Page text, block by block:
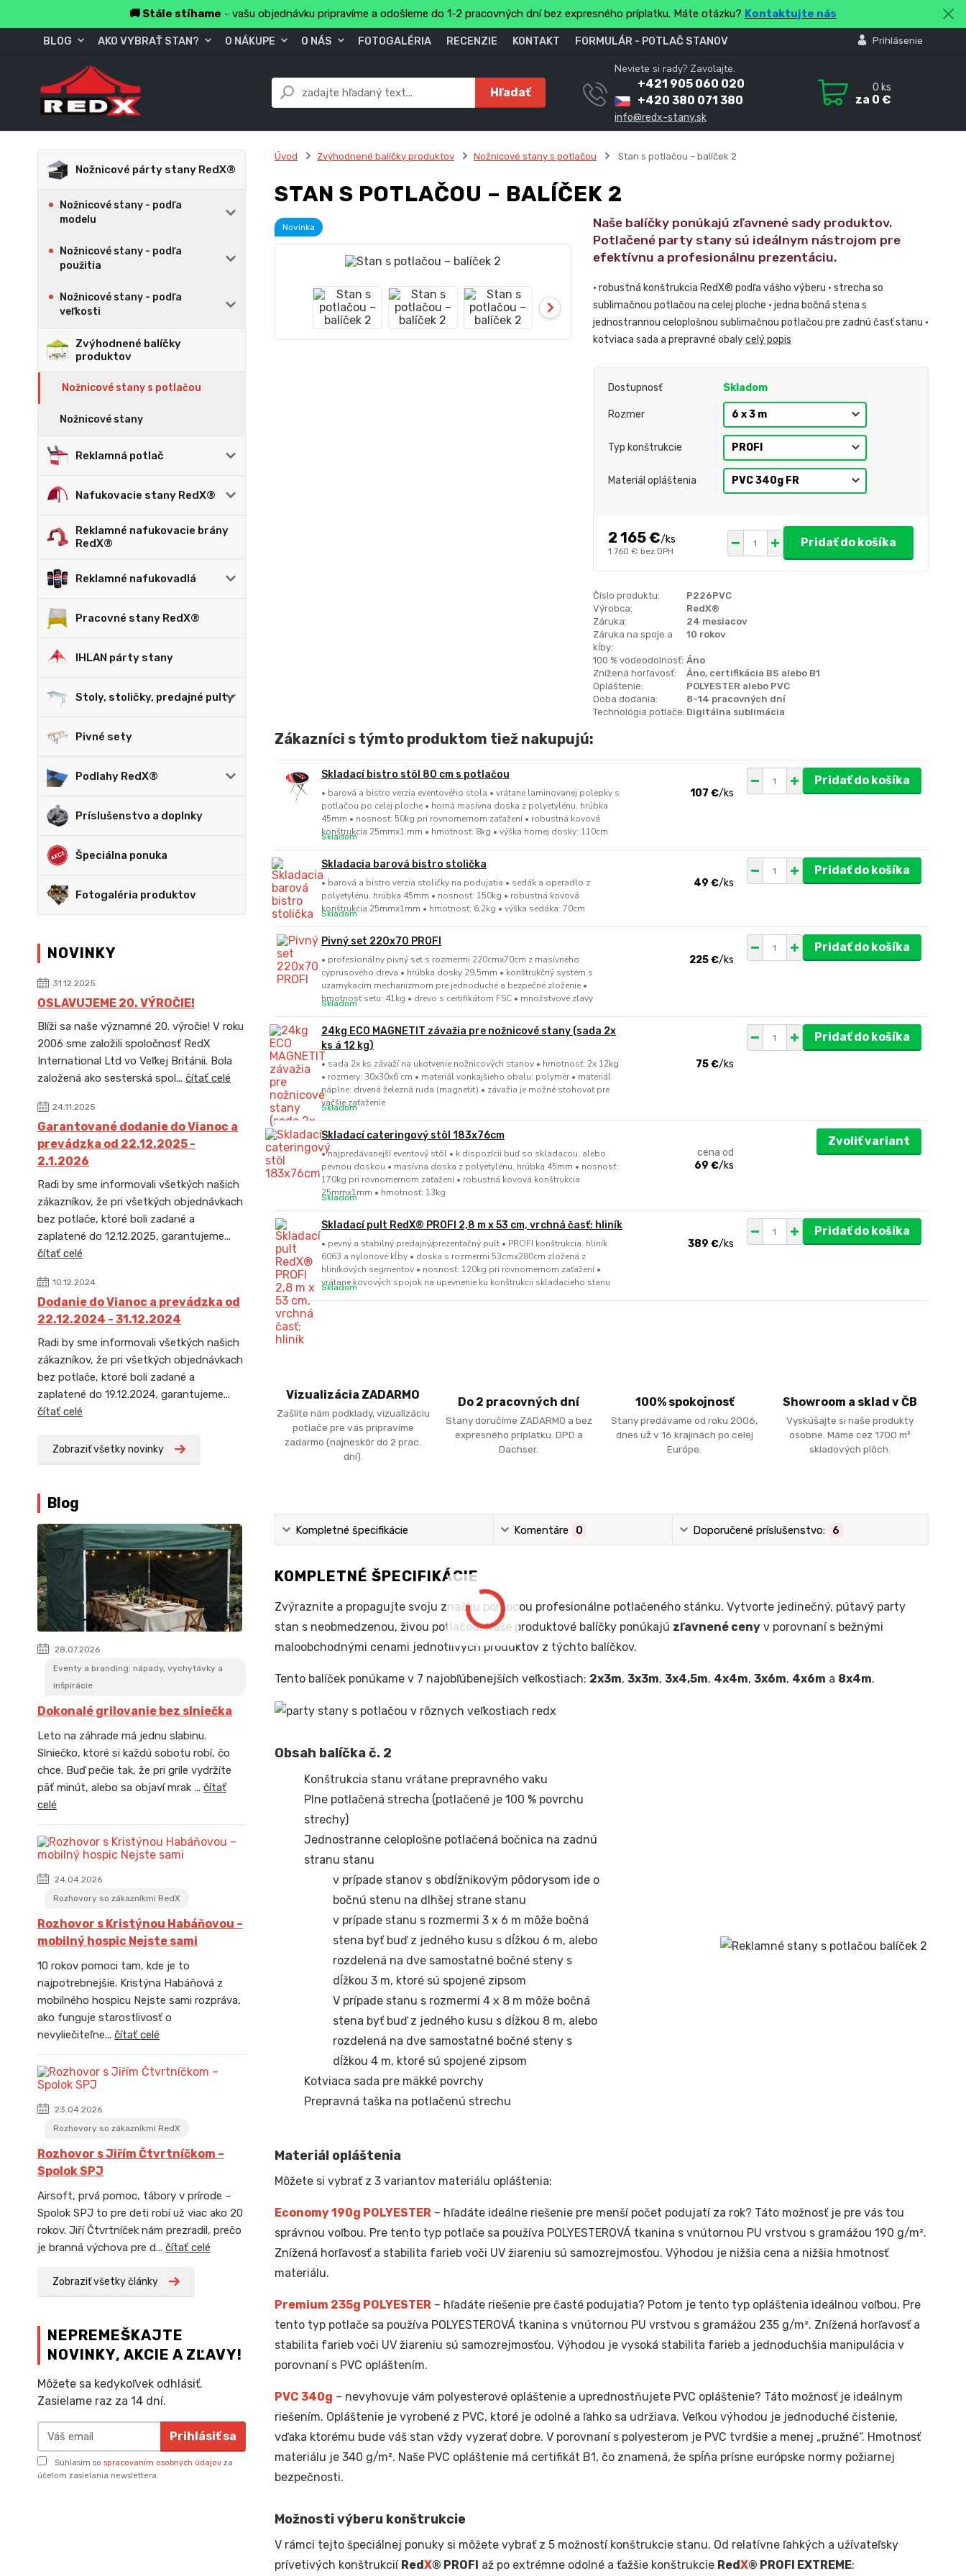
🚚 Stále stíhame - vašu objednávku pripravíme a odošleme do 1-2 pracovných dní bez expresného príplatku. Máte otázku? Kontaktujte nás
BLOG AKO VYBRAŤ STAN? O NÁKUPE O NÁS FOTOGALÉRIA RECENZIE KONTAKT FORMULÁR - POTLAČ STANOV Prihlásenie
Hľadať
Neviete si rady? Zavolajte.
+421 905 060 020
+420 380 071 380
info@redx-stany.sk
0 ks
za 0 €
Nožnicové párty stany RedX®
Nožnicové stany - podľa
modelu
Nožnicové stany - podľa
použitia
Nožnicové stany - podľa
veľkosti
Zvýhodnené balíčky
produktov
Nožnicové stany s potlačou
Nožnicové stany
Reklamná potlač
Nafukovacie stany RedX®
Reklamné nafukovacie brány
RedX®
Reklamné nafukovadlá
Pracovné stany RedX®
IHLAN párty stany
Stoly, stoličky, predajné pulty
Pivné sety
Podlahy RedX®
Príslušenstvo a doplnky
Špeciálna ponuka
Fotogaléria produktov
NOVINKY
31.12.2025
OSLAVUJEME 20. VÝROČIE!
Blíži sa naše významné 20. výročie! V roku
2006 sme založili spoločnosť RedX
International Ltd vo Veľkej Británii. Bola
založená ako sesterská spol... čítať celé
24.11.2025
Garantované dodanie do Vianoc a
prevádzka od 22.12.2025 -
2.1.2026
Radi by sme informovali všetkých našich
zákazníkov, že pri všetkých objednávkach
bez potlače, ktoré boli zadané a
zaplatené do 12.12.2025, garantujeme...
čítať celé
10.12.2024
Dodanie do Vianoc a prevádzka od
22.12.2024 - 31.12.2024
Radi by sme informovali všetkých našich
zákazníkov, že pri všetkých objednávkach
bez potlače, ktoré boli zadané a
zaplatené do 19.12.2024, garantujeme...
čítať celé
Zobraziť všetky novinky
Blog
28.07.2026
Eventy a branding: nápady, vychytávky a
inšpirácie
Dokonalé grilovanie bez slniečka
Leto na záhrade má jednu slabinu.
Slniečko, ktoré si každú sobotu robí, čo
chce. Buď pečie tak, že pri grile vydržíte
päť minút, alebo sa objaví mrak ... čítať
celé
24.04.2026
Rozhovory so zákazníkmi RedX
Rozhovor s Kristýnou Habáňovou –
mobilný hospic Nejste sami
10 rokov pomoci tam, kde je to
najpotrebnejšie. Kristýna Habáňová z
mobilného hospicu Nejste sami rozpráva,
ako funguje starostlivosť o
nevyliečiteľne... čítať celé
23.04.2026
Rozhovory so zákazníkmi RedX
Rozhovor s Jiřím Čtvrtníčkom –
Spolok SPJ
Airsoft, prvá pomoc, tábory v prírode –
Spolok SPJ to pre deti robí už viac ako 20
rokov. Jiří Čtvrtníček nám prezradil, prečo
je branná výchova pre d... čítať celé
Zobraziť všetky články
NEPREMEŠKAJTE
NOVINKY, AKCIE A ZĽAVY!
Môžete sa kedykoľvek odhlásiť.
Zasielame raz za 14 dní.
Prihlásiť sa
Súhlasím so spracovaním osobných údajov za
účelom zasielania newslettera.
Úvod Zvýhodnené balíčky produktov Nožnicové stany s potlačou Stan s potlačou – balíček 2
STAN S POTLAČOU – BALÍČEK 2
Novinka
Naše balíčky ponúkajú zľavnené sady produktov.
Potlačené party stany sú ideálnym nástrojom pre
efektívnu a profesionálnu prezentáciu.
• robustná konštrukcia RedX® podľa vášho výberu • strecha so
sublimačnou potlačou na celej ploche • jedna bočná stena s
jednostrannou celoplošnou sublimačnou potlačou pre zadnú časť stanu •
kotviaca sada a prepravné obalycelý popis
Dostupnosť Skladom
Rozmer
Typ konštrukcie
Materiál opláštenia
2 165 €/ks
1 760 € bez DPH
Pridať do košíka
Číslo produktu:
P226PVC
Výrobca:
RedX®
Záruka:
24 mesiacov
Záruka na spoje a
kĺby:
10 rokov
100 % vodeodolnosť: Áno
Znížená horľavosť:
Áno, certifikácia BS alebo B1
Opláštenie:
POLYESTER alebo PVC
Doba dodania:
8-14 pracovných dní
Technológia potlače: Digitálna sublimácia
Zákazníci s týmto produktom tiež nakupujú:
Skladací bistro stôl 80 cm s potlačou
• barová a bistro verzia eventového stola • vrátane laminovanej polepky s
potlačou po celej ploche • horná masívna doska z polyetylénu, hrúbka
45mm • nosnosť: 50kg pri rovnomernom zaťažení • robustná kovová
konštrukcia 25mmx1 mm • hmotnosť: 8kg • výška hornej dosky: 110cm
107 €/ks
Skladom
Pridať do košíka
Skladacia barová bistro stolička
• barová a bistro verzia stoličky na podujatia • sedák a operadlo z
polyetylénu, hrúbka 45mm • nosnosť: 150kg • robustná kovová
konštrukcia 25mmx1mm • hmotnosť: 6,2kg • výška sedáka: 70cm
49 €/ks
Skladom
Pridať do košíka
Pivný set 220x70 PROFI
• profesionálny pivný set s rozmermi 220cmx70cm z masívneho
cyprusového dreva • hrúbka dosky 29,5mm • konštrukčný systém s
uzamykacím mechanizmom pre jednoduché a bezpečné zloženie •
hmotnosť setu: 41kg • drevo s certifikátom FSC • množstvové zľavy
225 €/ks
Skladom
Pridať do košíka
24kg ECO MAGNETIT závažia pre nožnicové stany (sada 2x
ks á 12 kg)
• sada 2x ks závaží na ukotvenie nožnicových stanov • hmotnosť: 2x 12kg
• rozmery: 30x30x6 cm • materiál vonkajšieho obalu: polymér • materiál
náplne: drvená železná ruda (magnetit) • závažia je možné stohovať pre
väčšie zaťaženie
75 €/ks
Skladom
Pridať do košíka
Skladací cateringový stôl 183x76cm
• najpredávanejší eventový stôl • k dispozícii buď so skladacou, alebo
pevnou doskou • masívna doska z polyetylénu, hrúbka 45mm • nosnosť:
170kg pri rovnomernom zaťažení • robustná kovová konštrukcia
25mmx1mm • hmotnosť: 13kg
cena od
69 €/ks
Skladom
Zvoliť variant
Skladací pult RedX® PROFI 2,8 m x 53 cm, vrchná časť: hliník
• pevný a stabilný predajný/prezentačný pult • PROFI konštrukcia, hliník
6063 a nylonové kĺby • doska s rozmermi 53cmx280cm zložená z
hliníkových segmentov • nosnosť: 120kg pri rovnomernom zaťažení •
vrátane kovových spojok na upevnenie ku konštrukcii skladacieho stanu
389 €/ks
Skladom
Pridať do košíka
Vizualizácia ZADARMO
Zašlite nám podklady, vizualizáciu
potlače pre vás pripravíme
zadarmo (najneskôr do 2 prac.
dní).
Do 2 pracovných dní
Stany doručíme ZADARMO a bez
expresného príplatku. DPD a
Dachser.
100% spokojnosť
Stany predávame od roku 2006,
dnes už v 16 krajinách po celej
Európe.
Showroom a sklad v ČB
Vyskúšajte si naše produkty
osobne. Máme cez 1700 m²
skladových plôch.
Kompletné špecifikácie Komentáre 0 Doporučené príslušenstvo: 6
KOMPLETNÉ ŠPECIFIKÁCIE
Zvýraznite a propagujte svoju značku pomocou profesionálne potlačeného stánku. Vytvorte jedinečný, pútavý party
stan s neobmedzenou, živou potlačou. Naše produktové balíčky ponúkajú zľavnené cenyv porovnaní s bežnými
maloobchodnými cenami jednotlivých produktov z týchto balíčkov.
Tento balíček ponúkame v 7 najobľúbenejších veľkostiach: 2x3m, 3x3m, 3x4,5m, 4x4m, 3x6m, 4x6m a 8x4m.
Obsah balíčka č. 2
Konštrukcia stanu vrátane prepravného vaku
Plne potlačená strecha (potlačené je 100 % povrchu
strechy)
Jednostranne celoplošne potlačená bočnica na zadnú
stranu stanu
v prípade stanov s obdĺžnikovým pôdorysom ide o
bočnú stenu na dlhšej strane stanu
v prípade stanu s rozmermi 3 x 6 m môže bočná
stena byť buď z jedného kusu s dĺžkou 6 m, alebo
rozdelená na dve samostatné bočné steny s
dĺžkou 3 m, ktoré sú spojené zipsom
V prípade stanu s rozmermi 4 x 8 m môže bočná
stena byť buď z jedného kusu s dĺžkou 8 m, alebo
rozdelená na dve samostatné bočné steny s
dĺžkou 4 m, ktoré sú spojené zipsom
Kotviaca sada pre mäkké povrchy
Prepravná taška na potlačenú strechu
Materiál opláštenia
Môžete si vybrať z 3 variantov materiálu opláštenia:
Economy 190g POLYESTER– hľadáte ideálne riešenie pre menší počet podujatí za rok? Táto možnosť je pre vás tou
správnou voľbou. Pre tento typ potlače sa používa POLYESTEROVÁ tkanina s vnútornou PU vrstvou s gramážou 190 g/m².
Znížená horľavosť a stabilita farieb voči UV žiareniu sú samozrejmosťou. Výhodou je nižšia cena a nižšia hmotnosť
materiálu.
Premium 235g POLYESTER– hľadáte riešenie pre časté podujatia? Potom je tento typ opláštenia ideálnou voľbou. Pre
tento typ potlače sa používa POLYESTEROVÁ tkanina s vnútornou PU vrstvou s gramážou 235 g/m². Znížená horľavosť a
stabilita farieb voči UV žiareniu sú samozrejmosťou. Výhodou je vysoká stabilita farieb a jednoduchšia manipulácia v
porovnaní s PVC opláštením.
PVC 340g – nevyhovuje vám polyesterové opláštenie a uprednostňujete PVC opláštenie? Táto možnosť je ideálnym
riešením. Opláštenie je vyrobené z PVC, ktoré je odolné a ľahko sa udržiava. Veľkou výhodou je jednoduché čistenie,
vďaka ktorému bude váš stan vždy vyzerať dobre. V porovnaní s polyesterom je PVC tvrdšie a menej „pružné“. Hmotnosť
materiálu je 340 g/m². Naše PVC opláštenie má certifikát B1, čo znamená, že spĺňa prísne európske normy požiarnej
bezpečnosti.
Možnosti výberu konštrukcie
V rámci tejto špeciálnej ponuky si môžete vybrať z 5 možností konštrukcie stanu. Od relatívne ľahkých a užívateľsky
prívetivých konštrukcií RedX® PROFI až po extrémne odolné a ťažšie konštrukcie RedX® PROFI EXTREME: